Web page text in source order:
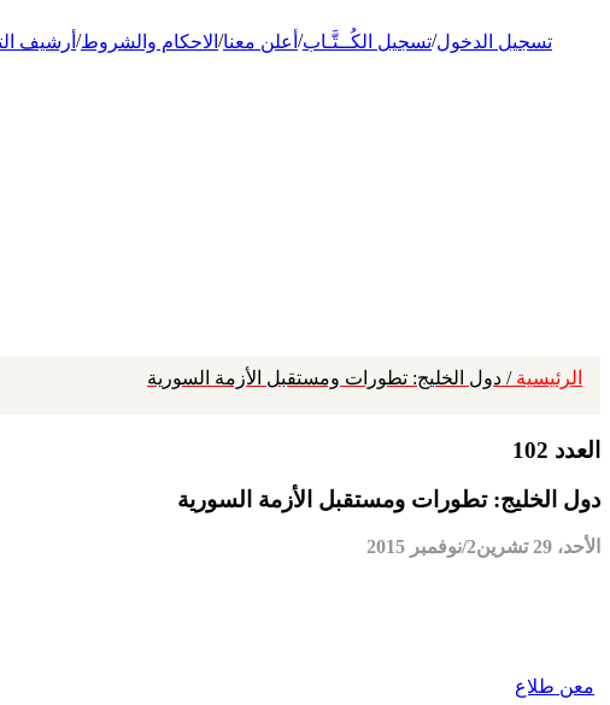
تسجيل الدخول/تسجيل الكُــتَّـاب/ أعلن معنا/ الاحكام والشروط/ أرشيف
الرئيسية / دول الخليج: تطورات ومستقبل الأزمة السورية
العدد 102
دول الخليج: تطورات ومستقبل الأزمة السورية
الأحد، 29 تشرين2/نوفمبر 2015
معن طلاع